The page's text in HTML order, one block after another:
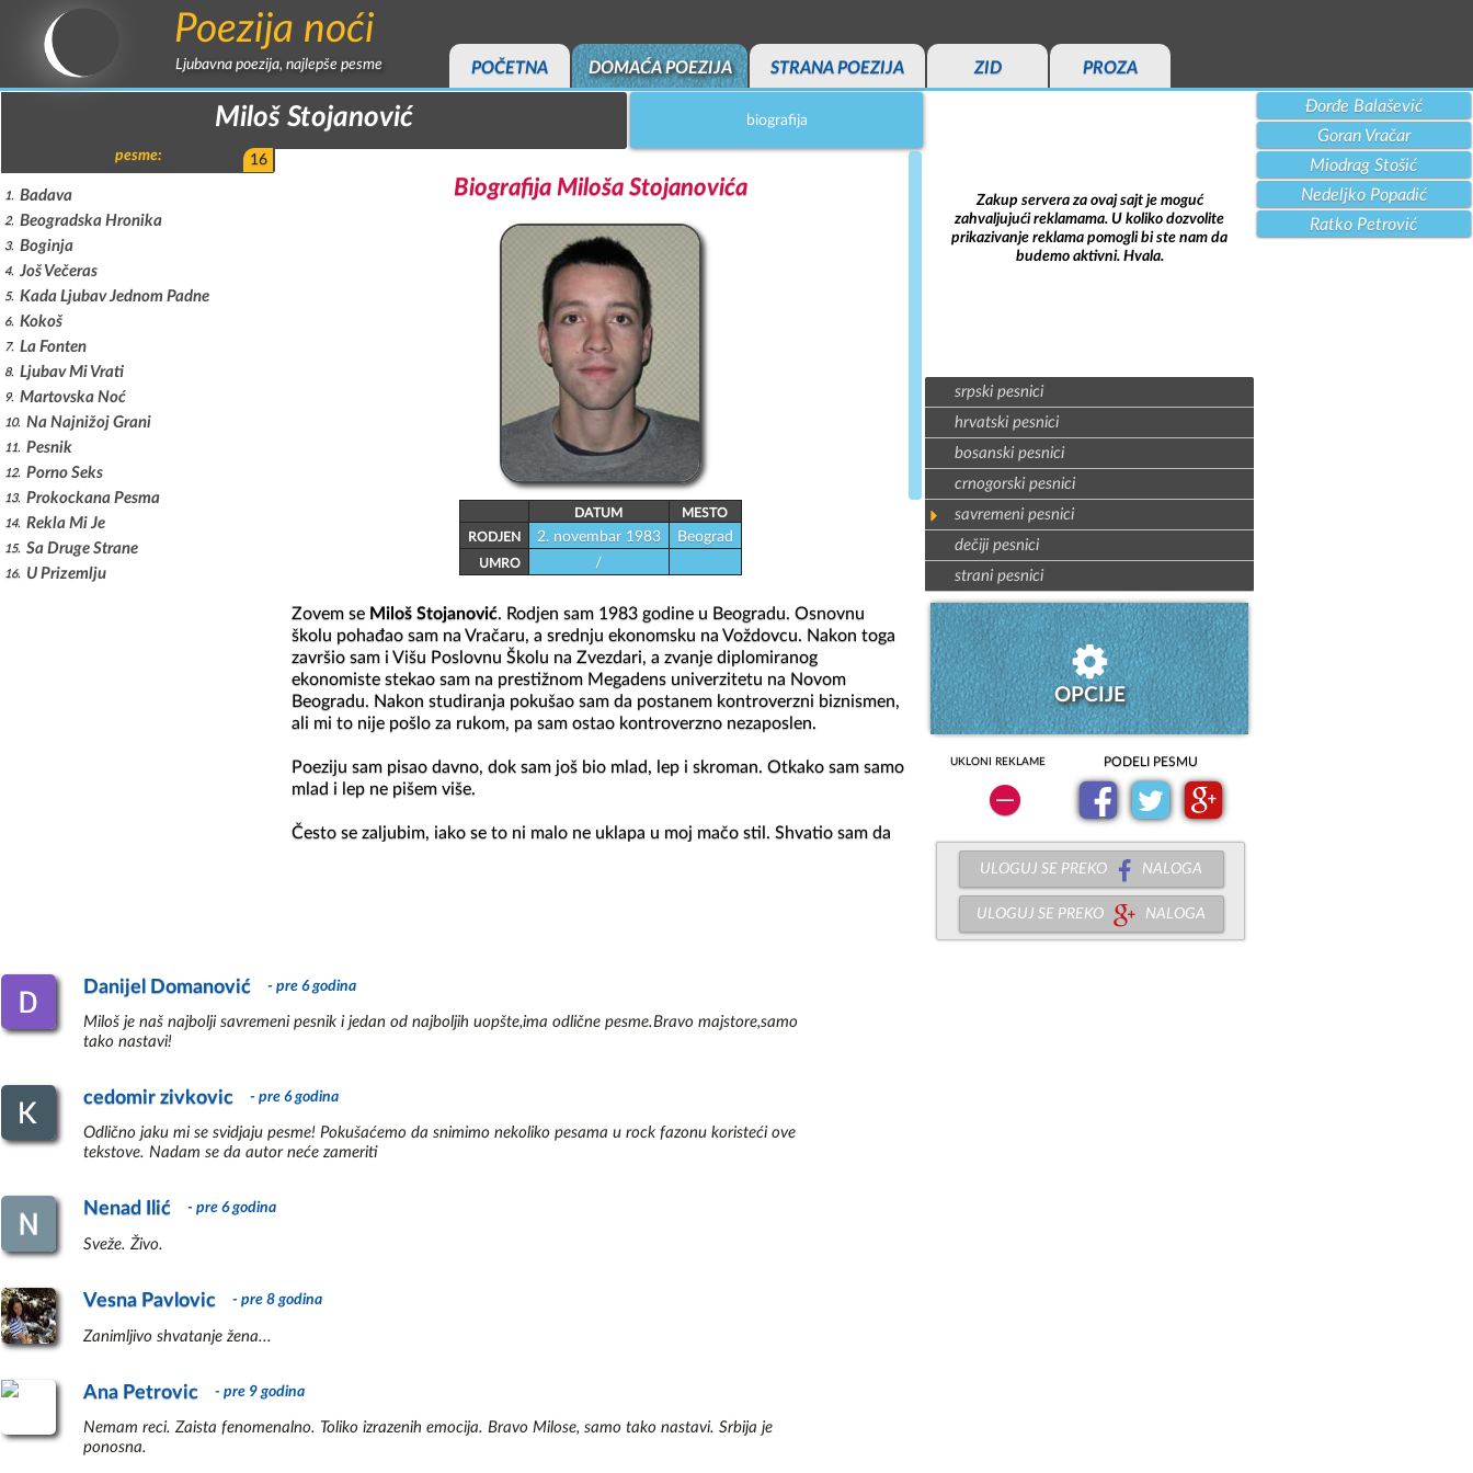
Poezija noći
POČETNA DOMAĆA POEZIJA STRANA POEZIJA ZID PROZA
Miloš Stojanović biografija
Biografija Miloša Stojanovića
DATUM
MESTO
RODJEN
2. novembar 1983 Beograd
UMRO /
Zovem se Miloš Stojanović. Rodjen sam 1983 godine u Beogradu. Osnovnu
školu pohađao sam na Vračaru, a srednju ekonomsku na Voždovcu. Nakon toga
završio sam i Višu Poslovnu Školu na Zvezdari, a zvanje diplomiranog
ekonomiste stekao sam na prestižnom Megadens univerzitetu na Novom
Beogradu. Nakon studiranja pokušao sam da postanem kontroverzni biznismen,
ali mi to nije pošlo za rukom, pa sam ostao kontroverzno nezaposlen.
Poeziju sam pisao davno, dok sam još bio mlad, lep i skroman. Otkako sam samo
mlad i lep ne pišem više.
Često se zaljubim, iako se to ni malo ne uklapa u moj mačo stil. Shvatio sam da
vode do moje kuće, samo što su neki okolni.
Voleo sam da plešem, i najveće životno dostignuće mi je bilo kada sam plesao
mnoge stvari, ali ipak jedna će za mene ostati večita misterija: nikada neću
razumeti zašto neki ćelavi ljudi cepidlače.
Što sam stariji to više osećam žal za prošlim vremenima. Pogotovo me uhvati
toliko bitno s obzirom da me je besmisao oduvek više zanimao.
pesme: 16
1 Badava
2 Beogradska Hronika
3 Boginja
4 Još Večeras
5 Kada Ljubav Jednom Padne
6 Kokoš
7 La Fonten
8 Ljubav Mi Vrati
9 Martovska Noć
10 Na Najnižoj Grani
11 Pesnik
12 Porno Seks
13 Prokockana Pesma
14 Rekla Mi Je
15 Sa Druge Strane
16 U Prizemlju
Ljubavna poezija, najlepše pesme
Zakup servera za ovaj sajt je moguć
zahvaljujući reklamama. U koliko dozvolite
prikazivanje reklama pomogli bi ste nam da
budemo aktivni. Hvala.
srpski pesnici
hrvatski pesnici
bosanski pesnici
crnogorski pesnici
savremeni pesnici
dečiji pesnici
strani pesnici
OPCIJE
UKLONI REKLAME PODELI PESMU
ULOGUJ SE PREKO NALOGA
ULOGUJ SE PREKO NALOGA
Đorđe Balašević
Goran Vračar
Miodrag Stošić
Nedeljko Popadić
Ratko Petrović
Danijel Domanović - pre 6 godina
Miloš je naš najbolji savremeni pesnik i jedan od najboljih uopšte,ima odlične pesme.Bravo majstore,samo
tako nastavi!
cedomir zivkovic - pre 6 godina
Odlično jaku mi se svidjaju pesme! Pokušaćemo da snimimo nekoliko pesama u rock fazonu koristeći ove
tekstove. Nadam se da autor neće zameriti
Nenad Ilić - pre 6 godina
Sveže. Živo.
Vesna Pavlovic - pre 8 godina
Zanimljivo shvatanje žena...
Ana Petrovic - pre 9 godina
Nemam reci. Zaista fenomenalno. Toliko izrazenih emocija. Bravo Milose, samo tako nastavi. Srbija je
ponosna.